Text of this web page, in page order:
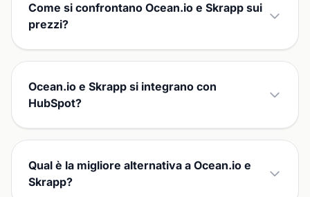
Come si confrontano Ocean.io e Skrapp sui
prezzi?
Ocean.io e Skrapp si integrano con
HubSpot?
Qual è la migliore alternativa a Ocean.io e
Skrapp?